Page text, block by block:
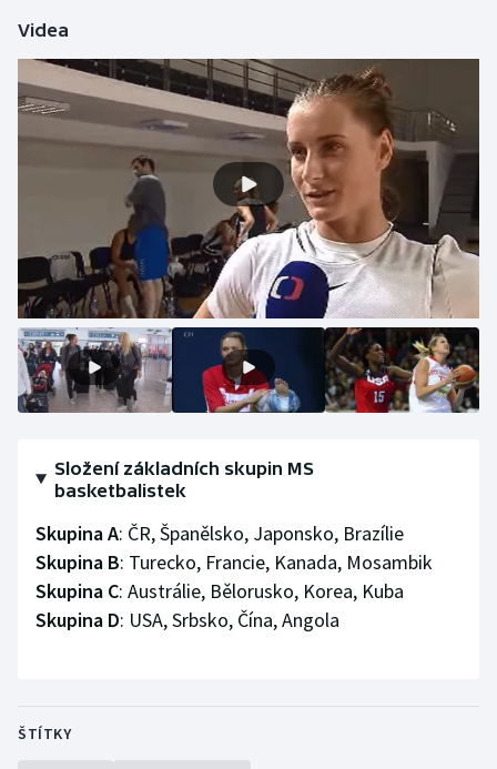
Videa
Složení základních skupin MS
basketbalistek
Skupina A: ČR, Španělsko, Japonsko, Brazílie
Skupina B: Turecko, Francie, Kanada, Mosambik
Skupina C: Austrálie, Bělorusko, Korea, Kuba
Skupina D: USA, Srbsko, Čína, Angola
ŠTÍTKY